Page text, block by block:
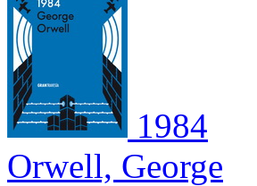
1984
Orwell, George